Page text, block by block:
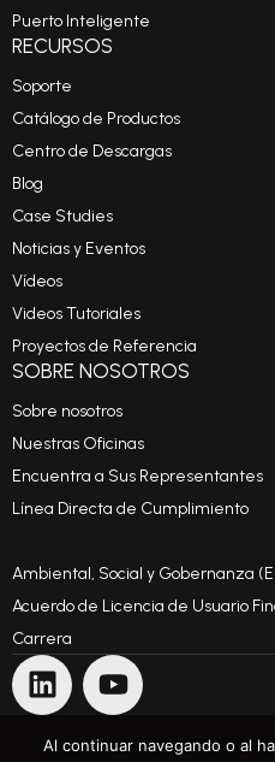
Puerto Inteligente
RECURSOS
Soporte
Catálogo de Productos
Centro de Descargas
Blog
Case Studies
Noticias y Eventos
Vídeos
Videos Tutoriales
Proyectos de Referencia
SOBRE NOSOTROS
Sobre nosotros
Nuestras Oficinas
Encuentra a Sus Representantes
Línea Directa de Cumplimiento
Ambiental, Social y Gobernanza
Acuerdo de Licencia de Usuario
Carrera
CONTÁCTANOS
Al continuar navegando o al